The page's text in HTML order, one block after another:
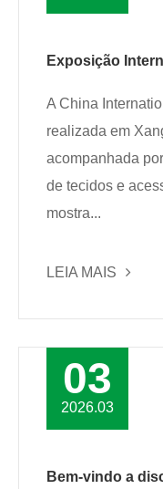
Exposição
A China
realizada em
acompanhada
de tecidos e
mostra...
LEIA MAIS
03
2026.03
Bem-vindo a